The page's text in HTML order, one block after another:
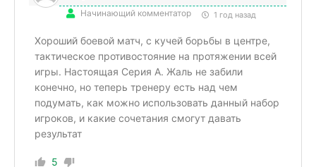
Начинающий комментатор 1 год назад
Хороший боевой матч, с кучей борьбы в центре,
тактическое противостояние на протяжении всей
игры. Настоящая Серия А. Жаль не забили
конечно, но теперь тренеру есть над чем
подумать, как можно использовать данный набор
игроков, и какие сочетания смогут давать
результат
5